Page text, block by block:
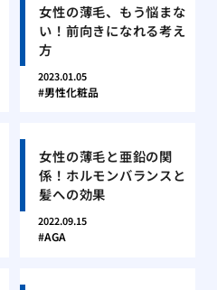
女性の薄毛、もう悩まな
い！前向きになれる考え
方
2023.01.05
男性化粧品
女性の薄毛と亜鉛の関
係！ホルモンバランスと
髪への効果
2022.09.15
AGA